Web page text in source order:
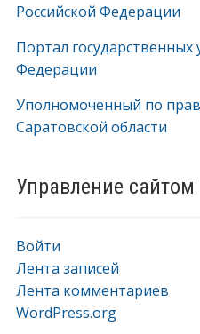
Российской Федерации
Портал государственных
Федерации
Уполномоченный по
Саратовской области
Управление сайтом
Войти
Лента записей
Лента комментариев
WordPress.org